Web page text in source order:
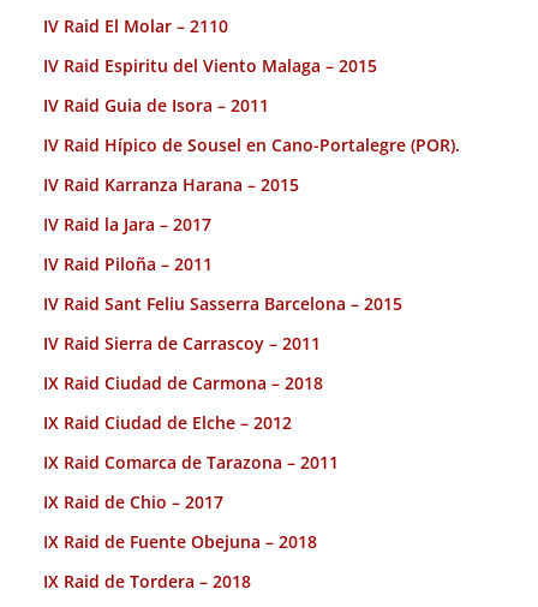
IV Raid El Molar – 2110
IV Raid Espiritu del Viento Malaga – 2015
IV Raid Guia de Isora – 2011
IV Raid Hípico de Sousel en Cano-Portalegre (POR).
IV Raid Karranza Harana – 2015
IV Raid la Jara – 2017
IV Raid Piloña – 2011
IV Raid Sant Feliu Sasserra Barcelona – 2015
IV Raid Sierra de Carrascoy – 2011
IX Raid Ciudad de Carmona – 2018
IX Raid Ciudad de Elche – 2012
IX Raid Comarca de Tarazona – 2011
IX Raid de Chio – 2017
IX Raid de Fuente Obejuna – 2018
IX Raid de Tordera – 2018